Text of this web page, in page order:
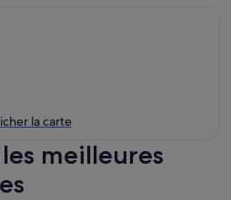
la carte
meilleures